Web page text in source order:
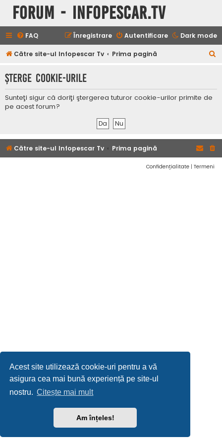
Acest site utilizează cookie-uri pentru a vă
asigura cea mai bună experiență pe site-ul
nostru. Citește mai mult
Am înțeles!
Forum - InfoPescar.Tv
Dark mode
FAQ Autentificare
Înregistrare
Către site-ul Infopescar Tv Prima pagină
t
Şterge cookie-urile
Sunteţi sigur că doriţi ştergerea tuturor cookie-urilor primite de
pe acest forum?
Către site-ul Infopescar Tv Prima pagină
Confidențialitate | Termeni